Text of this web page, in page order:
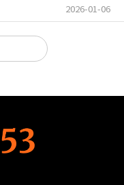
2026-01-06